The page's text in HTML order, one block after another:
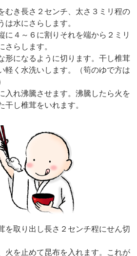
むき長さ２センチ、太さ３ミリ程の
は水にさらします。
に４～６に割りそれを端から２ミリ
さらします。
形になるように切ります。干し椎茸
軽く水洗いします。（筍のゆで方は
入れ沸騰させます。沸騰したら火を
干し椎茸をいれます。
を取り出し長さ２センチ程にせん切
火を止めて昆布を入れます。これが